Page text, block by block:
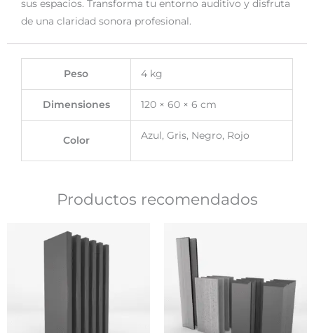
sus espacios. Transforma tu entorno auditivo y disfruta
de una claridad sonora profesional.
Peso 4 kg
Dimensiones 120 × 60 × 6 cm
Color Azul, Gris, Negro, Rojo
Productos recomendados